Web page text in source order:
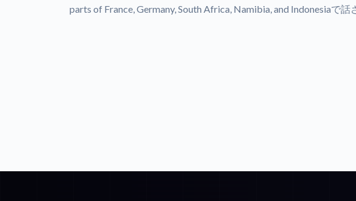
parts of France, Germany, South Africa, Namibia, and Indonesiaで話